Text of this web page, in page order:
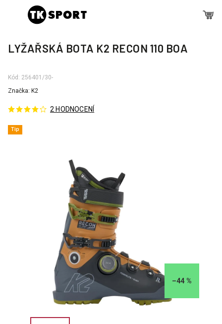
LYŽAŘSKÁ BOTA K2 RECON 110 BOA
Kód: 256401/30-
Tip
2 HODNOCENÍ
Značka: K2
–44 %